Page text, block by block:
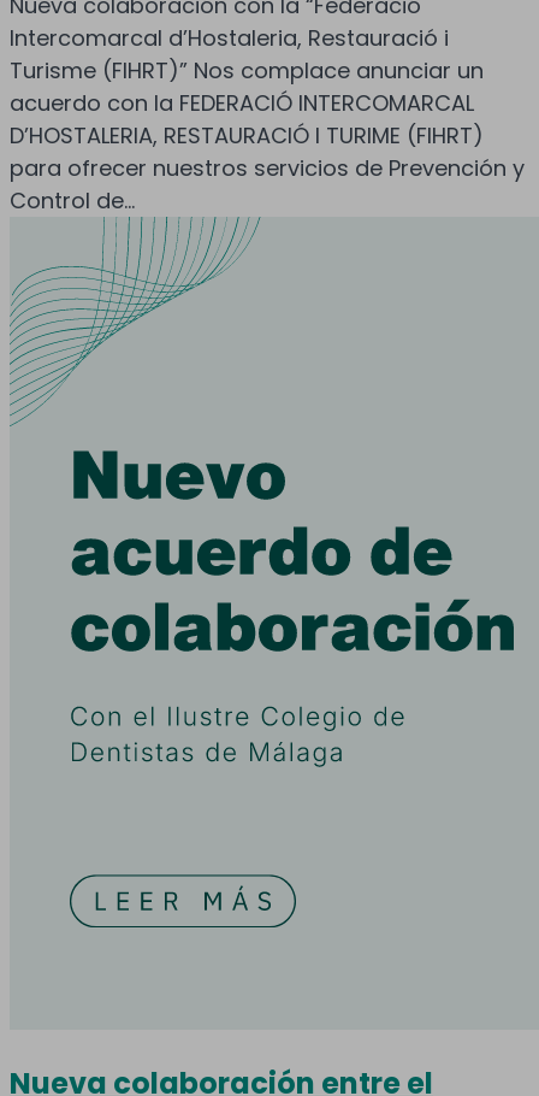
Intercomarcal d’Hostaleria, Restauració i
Turisme (FIHRT)” Nos complace anunciar un
acuerdo con la FEDERACIÓ INTERCOMARCAL
D’HOSTALERIA, RESTAURACIÓ I TURIME (FIHRT)
para ofrecer nuestros servicios de Prevención y
Control de...
Nueva colaboración entre el